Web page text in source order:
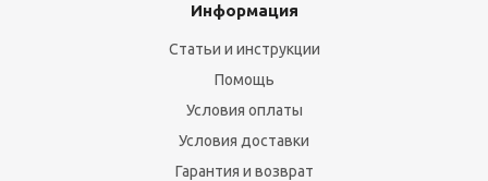
Информация
Статьи и инструкции
Помощь
Условия оплаты
Условия доставки
Гарантия и возврат